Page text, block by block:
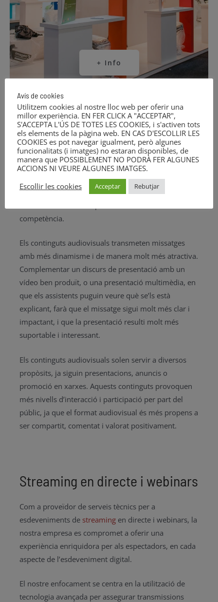
+ Info
Millorem la imatge de la marca
La producció audiovisual és, sens dubte, una de les
opcions més directes que tenen les empreses per
competència.
Els continguts audiovisuals transmeten missatges
amb més dinamisme i de manera molt més atractiva.
Complementar un discurs de presentació amb un
vídeo ben produït, o una presentació multimèdia, en
que els assistents puguin veure què se’ls està
explicant, farà que el missatge sigui molt més clar i
impactant, i que la presentació resulti molt més
suportable i interessant.
Els continguts audiovisuals solen servir a diversos
propòsits, ja siguin presentacions, anuncis o
promoció en xarxes. Aquests continguts provoquen
més nivells d’interacció i participació per part del
públic, ja que el format audiovisual és més propens a
ser compartit, comentat i valorat positivament.
Streaming en directe i webinars
Com a proveïdor de serveis tècnics per a
esdeveniments de streaming en directe i webinars, la
nostra empresa es compromet a oferir una
experiència enriquidora per als espectadors, en cada
aspecte de l’esdeveniment digital.
El nostre enfocament se centra en la utilització de
tecnologia avançada per assegurar transmissions
Avís de cookies
Utilitzem cookies al nostre lloc web per oferir una
millor experiència. EN FER CLICK A "ACCEPTAR",
S'ACCEPTA L'ÚS DE TOTES LES COOKIES, i s'activen tots
els elements de la pàgina web. EN CAS D'ESCOLLIR LES
COOKIES es pot navegar igualment, però algunes
funcionalitats (i imatges) no estaran disponibles, de
manera que POSSIBLEMENT NO PODRÀ FER ALGUNES
ACCIONS NI VEURE ALGUNES IMATGES.
Escollir les cookies
Acceptar Rebutjar